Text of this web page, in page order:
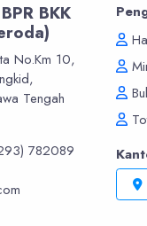
BKK
No.Km 10,
Tengah
782089